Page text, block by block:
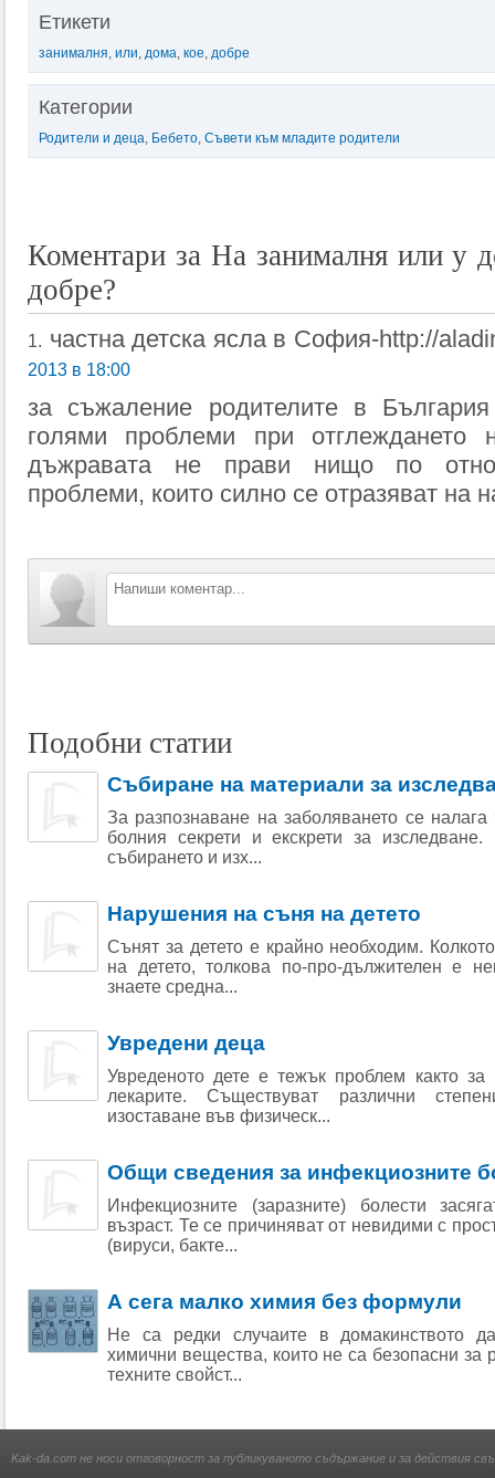
Етикети
занималня, или, дома, кое, добре
Категории
Родители и деца, Бебето, Съвети към младите родители
Коментари за На занималня или у
добре?
1. частна детска ясла в София-http://
2013 в 18:00
за съжаление родителите в
голями проблеми при
дъжравата не прави нищо по
проблеми, които силно се отразяват на
Подобни статии
Събиране на материали за
За разпознаване на заболяването се
болния секрети и екскрети за
събирането и изх...
Нарушения на съня на детето
Сънят за детето е крайно необходим.
на детето, толкова по-про-дължителен е
знаете средна...
Увредени деца
Увреденото дете е тежък проблем както за
лекарите. Съществуват различни
изоставане във физическ...
Общи сведения за инфекциозните
Инфекциозните (заразните) болести
възраст. Те се причиняват от невидими с
(вируси, бакте...
А сега малко химия без формули
Не са редки случаите в домакинството
химични вещества, които не са безопасни за
техните свойст...
Kak-da.com не носи отговорност за публикуваното съдържание и за действия